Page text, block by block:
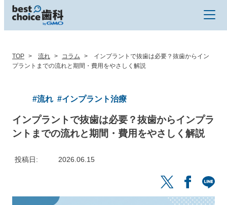
TOP 流れ コラム
インプラントで抜歯は必要？抜歯からイン
プラントまでの流れと期間・費用をやさしく解説
#流れ #インプラント治療
インプラントで抜歯は必要？抜歯からインプラ
ントまでの流れと期間・費用をやさしく解説
投稿日 2026.06.15